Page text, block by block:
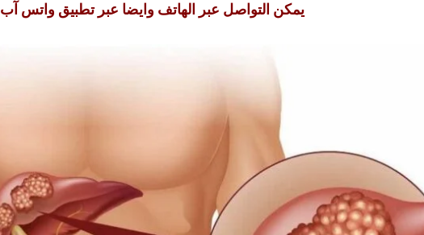
يمكن التواصل عبر الهاتف وايضا عبر تطبيق واتس آب